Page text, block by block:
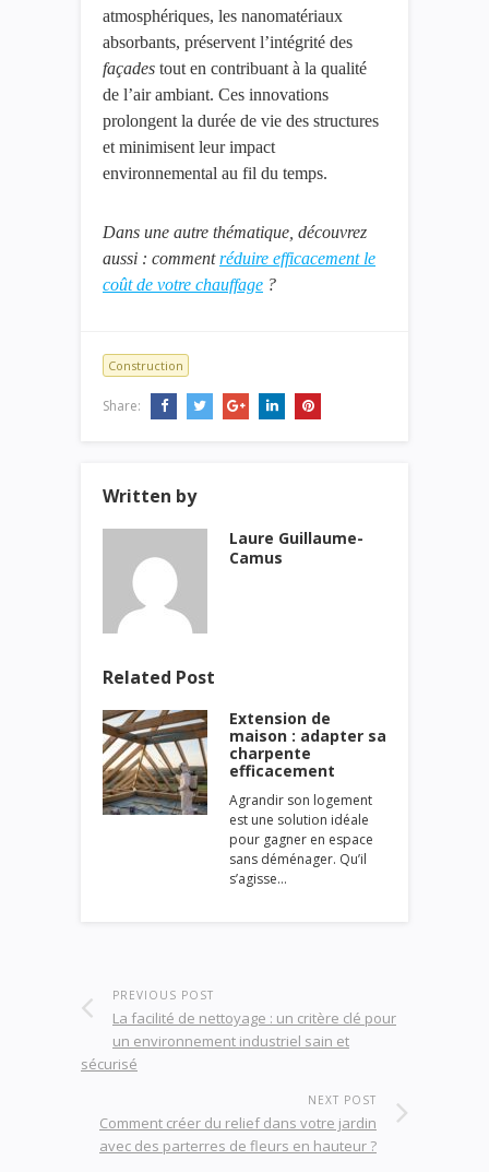
atmosphériques, les nanomatériaux
absorbants, préservent l’intégrité des
façades tout en contribuant à la qualité
de l’air ambiant. Ces innovations
prolongent la durée de vie des structures
et minimisent leur impact
environnemental au fil du temps.
Dans une autre thématique, découvrez
aussi : commentréduire efficacement le
coût de votre chauffage ?
Construction
Share:
Written by
Laure Guillaume-
Camus
Related Post
Extension de
maison : adapter sa
charpente
efficacement
Agrandir son logement
est une solution idéale
pour gagner en espace
sans déménager. Qu’il
s’agisse…
PREVIOUS POST
La facilité de nettoyage : un critère clé pour
un environnement industriel sain et
sécurisé
NEXT POST
Comment créer du relief dans votre jardin
avec des parterres de fleurs en hauteur ?